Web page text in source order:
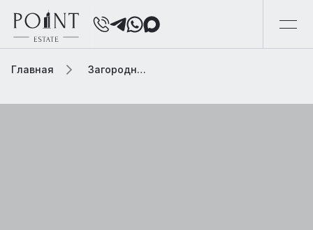
Главная Загородная элитная недвижимость